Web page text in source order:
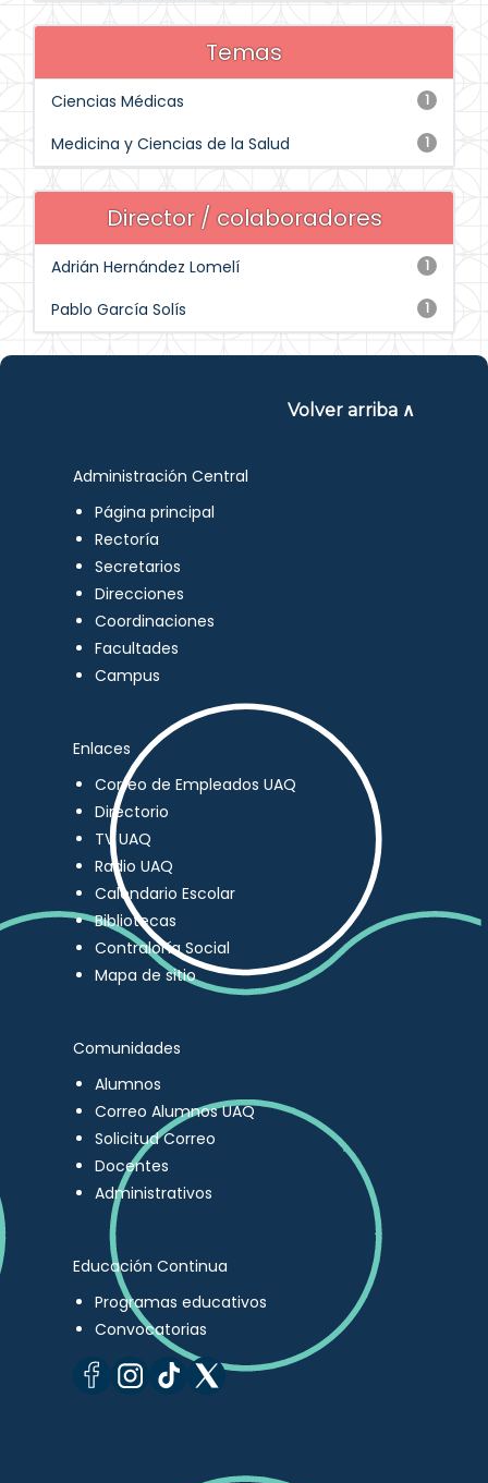
Temas
1
Ciencias Médicas
1
Medicina y Ciencias de la Salud
Director / colaboradores
1
Adrián Hernández Lomelí
1
Pablo García Solís
Volver arriba ∧
Administración Central
Página principal
Rectoría
Secretarios
Direcciones
Coordinaciones
Facultades
Campus
Enlaces
Correo de Empleados UAQ
Directorio
TV UAQ
Radio UAQ
Calendario Escolar
Bibliotecas
Contraloría Social
Mapa de sitio
Comunidades
Alumnos
Correo Alumnos UAQ
Solicitud Correo
Docentes
Administrativos
Educación Continua
Programas educativos
Convocatorias